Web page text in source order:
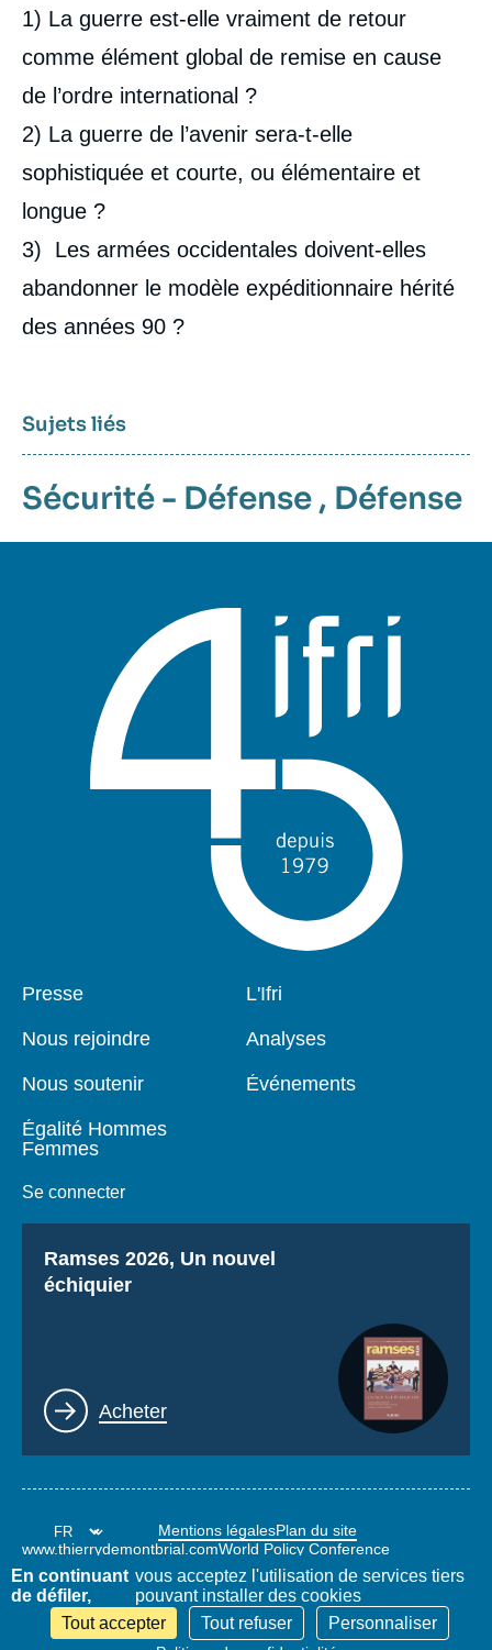
Contenu
intervention
médiatique
1) La guerre est-elle vraiment de retour
comme élément global de remise en cause
de l’ordre international ?
2) La guerre de l’avenir sera-t-elle
sophistiquée et courte, ou élémentaire et
longue ?
3) Les armées occidentales doivent-elles
abandonner le modèle expéditionnaire hérité
des années 90 ?
Sujets liés
Sécurité - Défense , Défense
Pied
Presse
Nous rejoindre
Nous soutenir
Égalité Hommes
Femmes
Se connecter
Navigation
L'Ifri
Analyses
Événements
Titre
Ramses 2026, Un nouvel
échiquier
Lien
Acheter
Mentions légalesPlan du site
www.thierrydemontbrial.comWorld Policy Conference
Blog Politique étrangère
En continuant
de défiler,
vous acceptez l'utilisation de services tiers
pouvant installer des cookies
Tout accepter
Tout refuser Personnaliser